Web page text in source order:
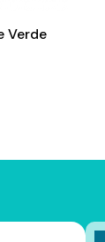
Verde